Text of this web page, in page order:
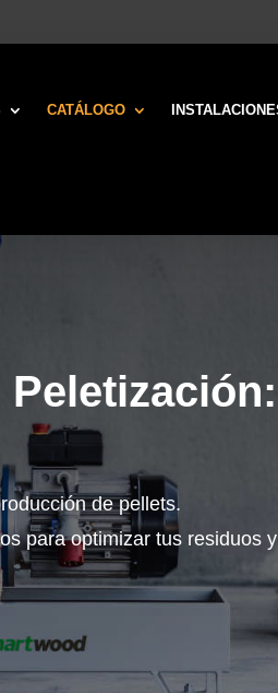
CATÁLOGO
de pellets.
para optimizar tus residuos